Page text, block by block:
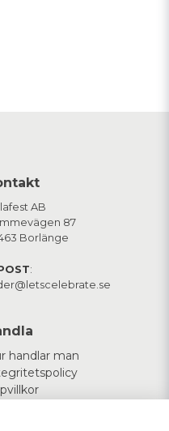
AB
87
Borlänge
:
handlar man